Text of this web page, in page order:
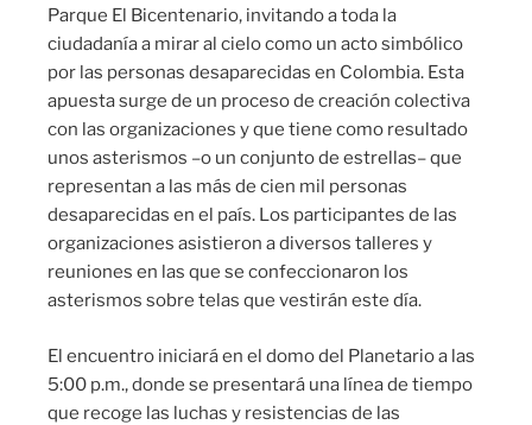
Parque El Bicentenario, invitando a toda la
ciudadanía a mirar al cielo como un acto simbólico
por las personas desaparecidas en Colombia. Esta
apuesta surge de un proceso de creación colectiva
con las organizaciones y que tiene como resultado
unos asterismos –o un conjunto de estrellas– que
representan a las más de cien mil personas
desaparecidas en el país. Los participantes de las
organizaciones asistieron a diversos talleres y
reuniones en las que se confeccionaron los
asterismos sobre telas que vestirán este día.
El encuentro iniciará en el domo del Planetario a las
5:00 p.m., donde se presentará una línea de tiempo
que recoge las luchas y resistencias de las